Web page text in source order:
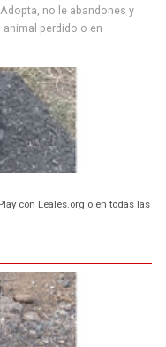
Adopta, no le abandones y
perdido o en
con Leales.org o en todas las